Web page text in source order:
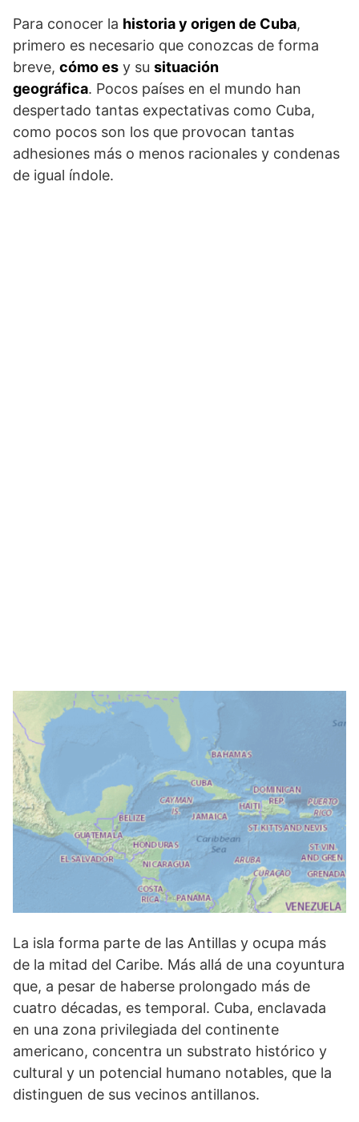
Para conocer la historia y origen de Cuba,
primero es necesario que conozcas de forma
breve, cómo es y su situación
geográfica. Pocos países en el mundo han
despertado tantas expectativas como Cuba,
como pocos son los que provocan tantas
adhesiones más o menos racionales y condenas
de igual índole.
La isla forma parte de las Antillas y ocupa más
de la mitad del Caribe. Más allá de una coyuntura
que, a pesar de haberse prolongado más de
cuatro décadas, es temporal. Cuba, enclavada
en una zona privilegiada del continente
americano, concentra un substrato histórico y
cultural y un potencial humano notables, que la
distinguen de sus vecinos antillanos.